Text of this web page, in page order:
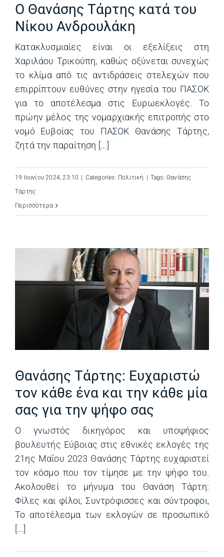
Ο Θανάσης Τάρτης κατά του
Νίκου Ανδρουλάκη
Κατακλυσμιαίες είναι οι εξελίξεις στη
Χαριλάου Τρικούπη, καθώς οξύνεται συνεχώς
το κλίμα από τις αντιδράσεις στελεχών που
επιρρίπτουν ευθύνες στην ηγεσία του ΠΑΣΟΚ
για το αποτέλεσμα στις Ευρωεκλογές. Το
πρώην μέλος της νομαρχιακής επιτροπής στο
νομό Ευβοίας του ΠΑΣΟΚ Θανάσης Τάρτης,
ζητά την παραίτηση [...]
19 Ιουνίου 2024, 23:10 | Categories: Πολιτική | Tags:Θανάσης
Τάρτης
Περισσότερα
Θανάσης Τάρτης: Ευχαριστώ
τον κάθε ένα και την κάθε μία
σας για την ψήφο σας
Ο γνωστός δικηγόρος και υποψήφιος
βουλευτής Εύβοιας στις εθνικές εκλογές της
21ης Μαΐου 2023 Θανάσης Τάρτης ευχαριστεί
τον κόσμο που τον τίμησε με την ψήφο του.
Ακολουθεί το μήνυμα του Θανάση Τάρτη:
Φίλες και φίλοι, Συντρόφισσες και σύντροφοι,
Το αποτέλεσμα των εκλογών σε προσωπικό
[...]